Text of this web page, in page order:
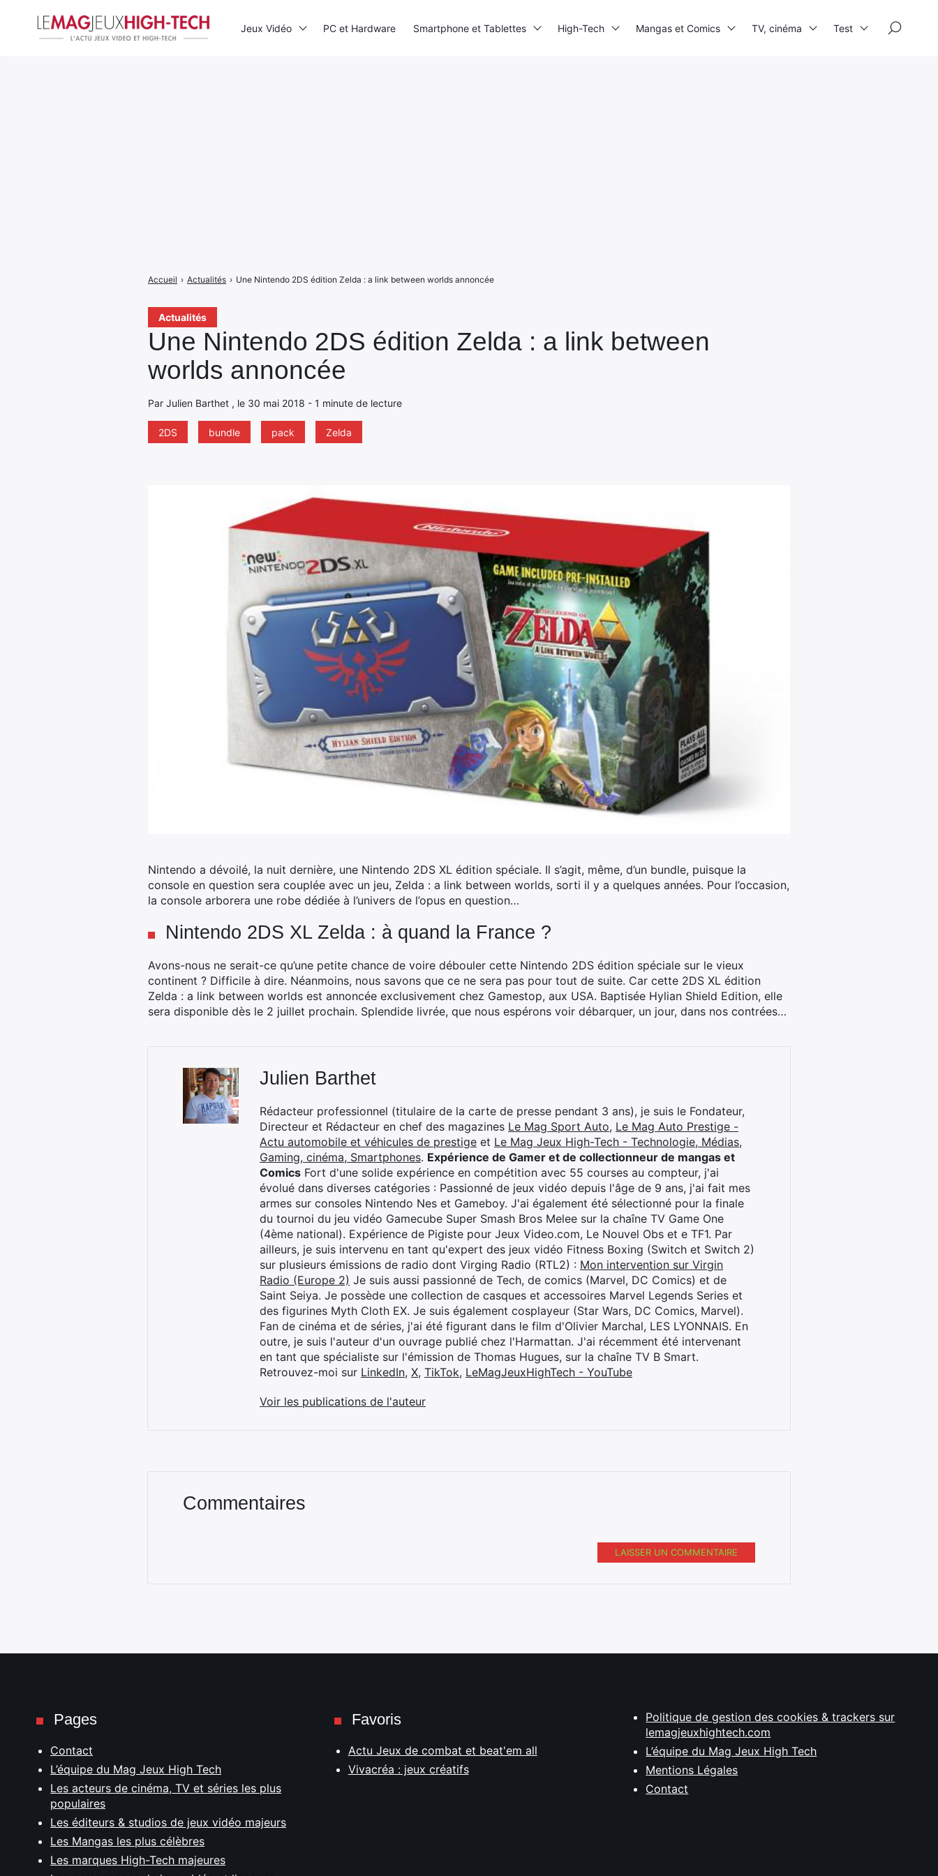
Actualités
Une Nintendo 2DS édition Zelda : a link between
worlds annoncée
Par Julien Barthet , le 30 mai 2018 - 1 minute de lecture
2DS bundle pack Zelda
Accueil › Actualités › Une Nintendo 2DS édition Zelda : a link between worlds annoncée
Nintendo a dévoilé, la nuit dernière, une Nintendo 2DS XL édition spéciale. Il s’agit, même, d’un bundle, puisque la
console en question sera couplée avec un jeu, Zelda : a link between worlds, sorti il y a quelques années. Pour l’occasion,
la console arborera une robe dédiée à l’univers de l’opus en question…
Nintendo 2DS XL Zelda : à quand la France ?
Avons-nous ne serait-ce qu’une petite chance de voire débouler cette Nintendo 2DS édition spéciale sur le vieux
continent ? Difficile à dire. Néanmoins, nous savons que ce ne sera pas pour tout de suite. Car cette 2DS XL édition
Zelda : a link between worlds est annoncée exclusivement chez Gamestop, aux USA. Baptisée Hylian Shield Edition, elle
sera disponible dès le 2 juillet prochain. Splendide livrée, que nous espérons voir débarquer, un jour, dans nos contrées…
Julien Barthet
Rédacteur professionnel (titulaire de la carte de presse pendant 3 ans), je suis le Fondateur,
Directeur et Rédacteur en chef des magazines Le Mag Sport Auto, Le Mag Auto Prestige -
Actu automobile et véhicules de prestige et Le Mag Jeux High-Tech - Technologie, Médias,
Gaming, cinéma, Smartphones. Expérience de Gamer et de collectionneur de mangas et
Comics Fort d'une solide expérience en compétition avec 55 courses au compteur, j'ai
évolué dans diverses catégories : Passionné de jeux vidéo depuis l'âge de 9 ans, j'ai fait mes
armes sur consoles Nintendo Nes et Gameboy. J'ai également été sélectionné pour la finale
du tournoi du jeu vidéo Gamecube Super Smash Bros Melee sur la chaîne TV Game One
(4ème national). Expérience de Pigiste pour Jeux Video.com, Le Nouvel Obs et e TF1. Par
ailleurs, je suis intervenu en tant qu'expert des jeux vidéo Fitness Boxing (Switch et Switch 2)
sur plusieurs émissions de radio dont Virging Radio (RTL2) : Mon intervention sur Virgin
Radio (Europe 2) Je suis aussi passionné de Tech, de comics (Marvel, DC Comics) et de
Saint Seiya. Je possède une collection de casques et accessoires Marvel Legends Series et
des figurines Myth Cloth EX. Je suis également cosplayeur (Star Wars, DC Comics, Marvel).
Fan de cinéma et de séries, j'ai été figurant dans le film d'Olivier Marchal, LES LYONNAIS. En
outre, je suis l'auteur d'un ouvrage publié chez l'Harmattan. J'ai récemment été intervenant
en tant que spécialiste sur l'émission de Thomas Hugues, sur la chaîne TV B Smart.
Retrouvez-moi sur LinkedIn, X, TikTok, LeMagJeuxHighTech - YouTube
Voir les publications de l'auteur
Commentaires
LAISSER UN COMMENTAIRE
Jeux Vidéo PC et Hardware Smartphone et Tablettes High-Tech Mangas et Comics TV, cinéma Test
Pages
Contact
L’équipe du Mag Jeux High Tech
Les acteurs de cinéma, TV et séries les plus
populaires
Les éditeurs & studios de jeux vidéo majeurs
Les Mangas les plus célèbres
Les marques High-Tech majeures
Favoris
Actu Jeux de combat et beat'em all
Vivacréa : jeux créatifs
Politique de gestion des cookies & trackers sur
lemagjeuxhightech.com
L’équipe du Mag Jeux High Tech
Mentions Légales
Contact